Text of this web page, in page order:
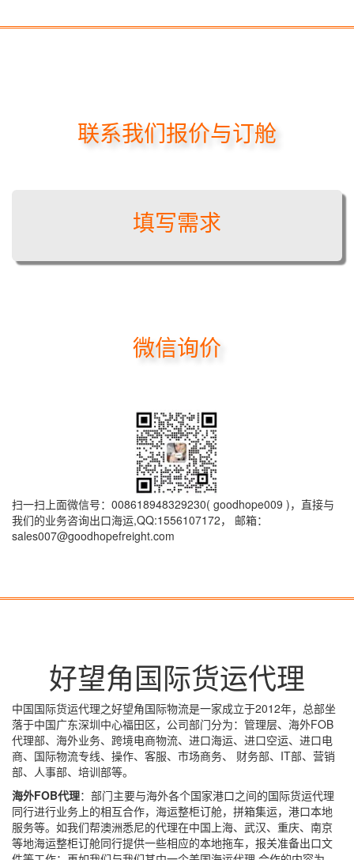
联系我们报价与订舱
填写需求
微信询价
扫一扫上面微信号：008618948329230( goodhope009 )，直接与
我们的业务咨询出口海运,QQ:1556107172， 邮箱：
sales007@goodhopefreight.com
好望角国际货运代理
中国国际货运代理之好望角国际物流是一家成立于2012年，总部坐
落于中国广东深圳中心福田区，公司部门分为：管理层、海外FOB
代理部、海外业务、跨境电商物流、进口海运、进口空运、进口电
商、国际物流专线、操作、客服、市场商务、 财务部、IT部、营销
部、人事部、培训部等。
海外FOB代理：部门主要与海外各个国家港口之间的国际货运代理
同行进行业务上的相互合作，海运整柜订舱，拼箱集运，港口本地
服务等。如我们帮澳洲悉尼的代理在中国上海、武汉、重庆、南京
等地海运整柜订舱同行提供一些相应的本地拖车，报关准备出口文